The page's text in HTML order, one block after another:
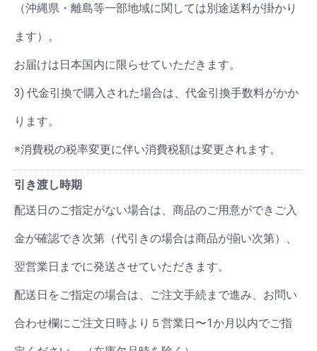
（沖縄県・離島等一部地域に関しては別途送料が掛かり
ます）。
お届けは日本国内に限らせていただきます。
3) 代金引換で購入された場合は、代金引換手数料がかか
ります。
※消費税の税率変更に伴い消費税額は変更されます。
引き渡し時期
配送日のご指定がない場合は、商品のご用意ができご入
金が確認でき次第（代引きの場合は商品が揃い次第）、
翌営業日までに発送させていただきます。
配送日をご指定の場合は、ご注文手続まで進み、お問い
合わせ欄にご注文日時より５営業日〜1か月以内でご指